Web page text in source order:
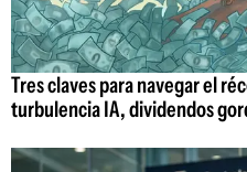
Tres claves para navegar el
turbulencia IA, dividendos